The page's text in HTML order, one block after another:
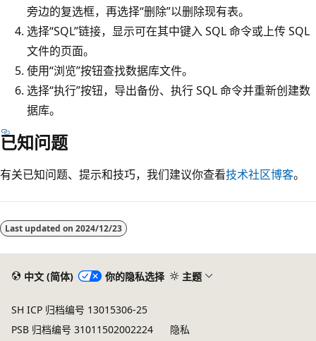
旁边的复选框，再选择“删除”以删除现有表。
选择“SQL”链接，显示可在其中键入 SQL 命令或上传 SQL
文件的页面。
使用“浏览”按钮查找数据库文件。
选择“执行”按钮，导出备份、执行 SQL 命令并重新创建数
据库。
已知问题
有关已知问题、提示和技巧，我们建议你查看技术社区博客。
Last updated on 2024/12/23
中文 (简体) 你的隐私选择 主题
SH ICP 归档编号 13015306-25
PSB 归档编号 31011502002224
隐私